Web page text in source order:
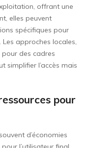
offrant une
elles peuvent
spécifiques pour
approches locales,
des cadres
simplifier l’accès mais
pour
d’économies